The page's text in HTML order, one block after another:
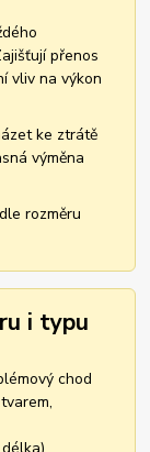
přenos
vliv na výkon
ke ztrátě
výměna
rozměru
i typu
chod